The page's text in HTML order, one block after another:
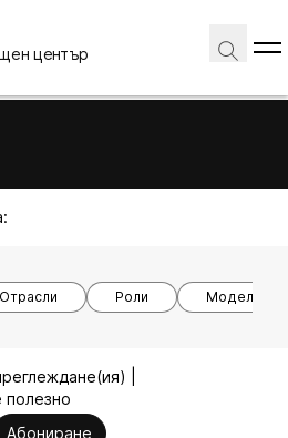
център
Отрасли Роли Модели на
|
полезно
Абониране